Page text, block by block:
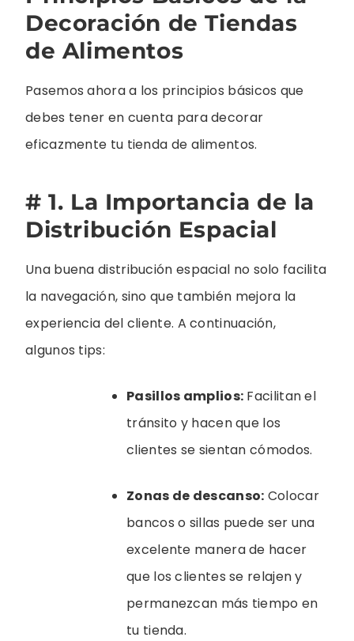
Decoración de Tiendas
de Alimentos
Pasemos ahora a los principios básicos que
debes tener en cuenta para decorar
eficazmente tu tienda de alimentos.
# 1. La Importancia de la
Distribución Espacial
Una buena distribución espacial no solo facilita
la navegación, sino que también mejora la
experiencia del cliente. A continuación,
algunos tips:
Pasillos amplios: Facilitan el
tránsito y hacen que los
clientes se sientan cómodos.
Zonas de descanso: Colocar
bancos o sillas puede ser una
excelente manera de hacer
que los clientes se relajen y
permanezcan más tiempo en
tu tienda.